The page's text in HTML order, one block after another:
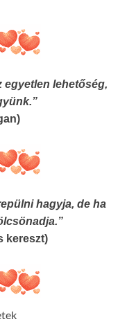
egyetlen lehetőség,
hagyja, de ha
kereszt)